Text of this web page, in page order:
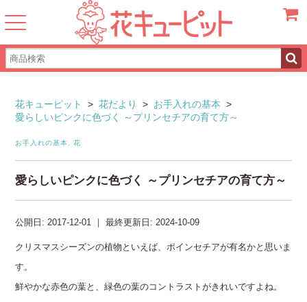
花キューピット > 花だより > お手入れの基本 >
愛らしいピンクに色づく ～プリンセチアの育て方～
お手入れの基本 ,花
愛らしいピンクに色づく ～プリンセチアの育て方～
公開日:2017-12-01 ｜最終更新日:2024-10-09
クリスマスシーズンの植物といえば、ポインセチアが有名かと思いま
す。
鮮やかな赤色の葉と、緑色の葉のコントラストがきれいですよね。